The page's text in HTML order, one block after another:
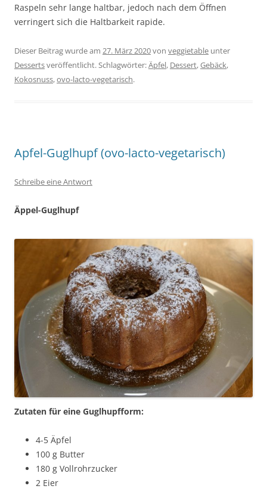
Raspeln sehr lange haltbar, jedoch nach dem Öffnen
verringert sich die Haltbarkeit rapide.
Dieser Beitrag wurde am 27. März 2020von veggietable unter
Dessertsveröffentlicht. Schlagwörter:Äpfel, Dessert,Gebäck,
Kokosnuss,ovo-lacto-vegetarisch.
Apfel-Guglhupf (ovo-lacto-vegetarisch)
Schreibe eine Antwort
Äppel-Guglhupf
Zutaten für eine Guglhupfform:
4-5 Äpfel
100 g Butter
180 g Vollrohrzucker
2 Eier